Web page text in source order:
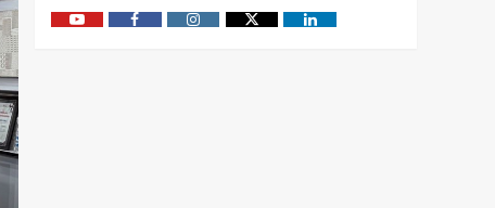
YoutubeFacebookInstagramTwitter Linkedin